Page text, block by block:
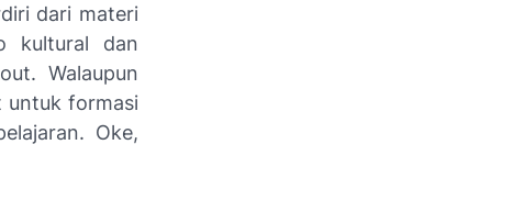
dari materi
kultural dan
Walaupun
untuk formasi
Oke,